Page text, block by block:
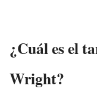
¿Cuál es el
Wright?